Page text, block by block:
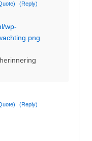
(Reply)
wp-
(Reply)